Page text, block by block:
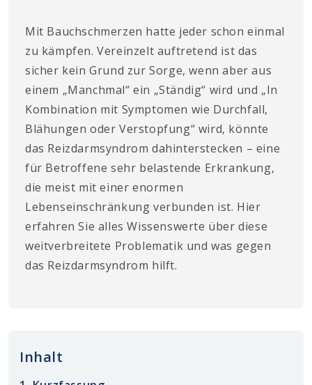
Mit Bauchschmerzen hatte jeder schon einmal
zu kämpfen. Vereinzelt auftretend ist das
sicher kein Grund zur Sorge, wenn aber aus
einem „Manchmal“ ein „Ständig“ wird und „In
Kombination mit Symptomen wie Durchfall,
Blähungen oder Verstopfung“ wird, könnte
das Reizdarmsyndrom dahinterstecken – eine
für Betroffene sehr belastende Erkrankung,
die meist mit einer enormen
Lebenseinschränkung verbunden ist. Hier
erfahren Sie alles Wissenswerte über diese
weitverbreitete Problematik und was gegen
das Reizdarmsyndrom hilft.
Inhalt